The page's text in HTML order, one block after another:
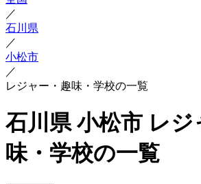
／
石川県
／
小松市
／
レジャー・趣味・学校の一覧
石川県 小松市 レジ
味・学校の一覧